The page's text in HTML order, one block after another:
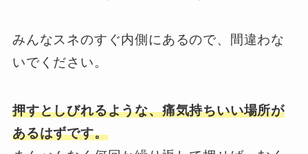
みんなスネのすぐ内側にあるので、間違わな
いでください。
押すとしびれるような、痛気持ちいい場所が
あるはずです。